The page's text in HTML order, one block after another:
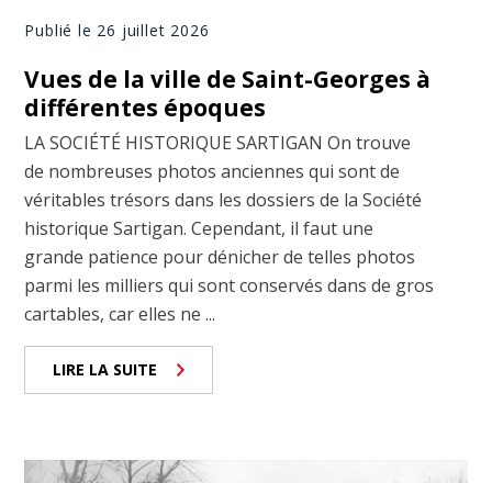
Publié le 26 juillet 2026
Vues de la ville de Saint-Georges à
différentes époques
LA SOCIÉTÉ HISTORIQUE SARTIGAN On trouve
de nombreuses photos anciennes qui sont de
véritables trésors dans les dossiers de la Société
historique Sartigan. Cependant, il faut une
grande patience pour dénicher de telles photos
parmi les milliers qui sont conservés dans de gros
cartables, car elles ne ...
LIRE LA SUITE